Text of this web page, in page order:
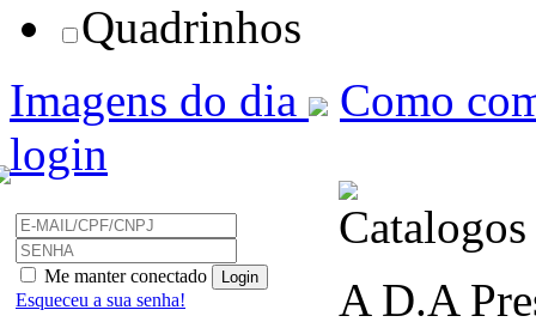
Quadrinhos
Imagens do dia
Como
login
Me manter conectado
Esqueceu a sua senha!
A D.A